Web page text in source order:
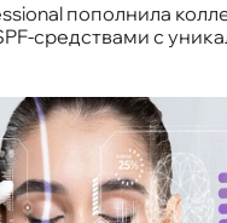
пополнила
средствами с
от UV...